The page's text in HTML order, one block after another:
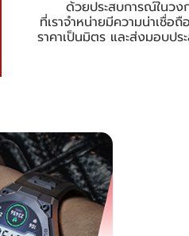
ด้วยประสบการณ์ในวง
ที่เราจำหน่ายมีความน่าเชื่
ราคาเป็นมิตร และส่งมอบป